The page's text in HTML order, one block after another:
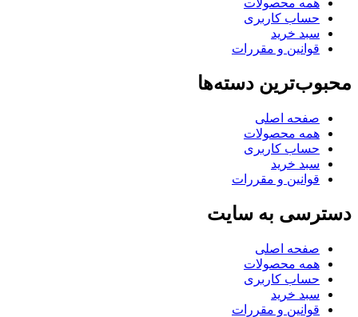
همه محصولات
حساب کاربری
سبد خرید
قوانین و مقررات
محبوب‌ترین دسته‌ها
صفحه اصلی
همه محصولات
حساب کاربری
سبد خرید
قوانین و مقررات
دسترسی به سایت
صفحه اصلی
همه محصولات
حساب کاربری
سبد خرید
قوانین و مقررات